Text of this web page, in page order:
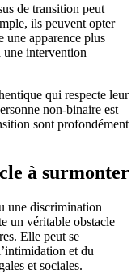
de transition peut
ils peuvent opter
une apparence plus
une intervention
qui respecte leur
non-binaire est
sont profondément
à surmonter
une discrimination
un véritable obstacle
Elle peut se
et du
et sociales.